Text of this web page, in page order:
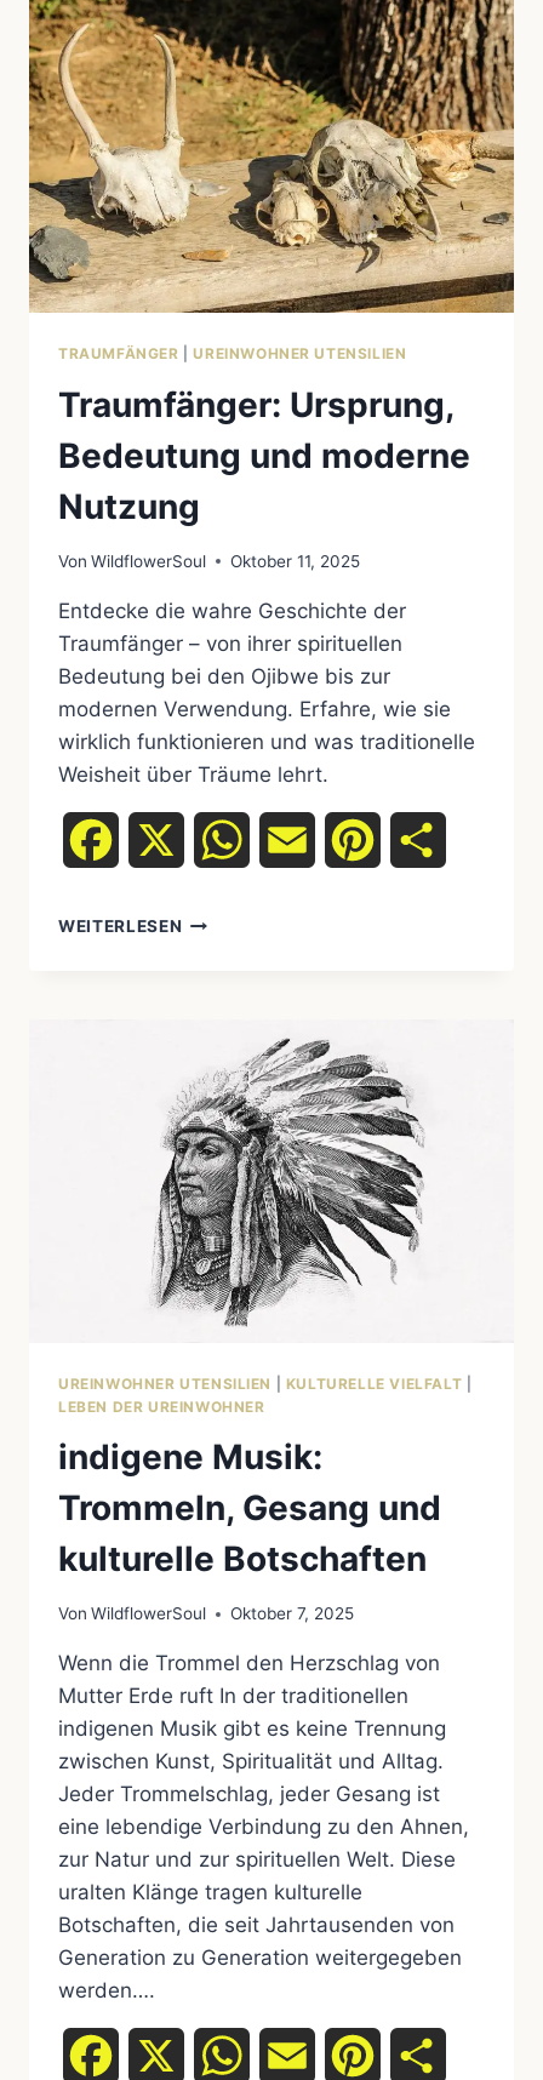
–
TOTEM,
FEDERSCHMUCK,
TRAUMFÄNGER
ERKLÄRT
TRAUMFÄNGER |UREINWOHNER UTENSILIEN
Traumfänger: Ursprung,
Bedeutung und moderne
Nutzung
Von WildflowerSoul Oktober 11, 2025
Entdecke die wahre Geschichte der
Traumfänger – von ihrer spirituellen
Bedeutung bei den Ojibwe bis zur
modernen Verwendung. Erfahre, wie sie
wirklich funktionieren und was traditionelle
Weisheit über Träume lehrt.
Facebook WhatsAppEmail Pinterest
WEITERLESEN TRAUMFÄNGER:
NUTZUNG
UREINWOHNER UTENSILIEN KULTURELLE VIELFALT
LEBEN DER UREINWOHNER
indigene Musik:
Trommeln, Gesang und
kulturelle Botschaften
Von WildflowerSoul Oktober 7, 2025
Wenn die Trommel den Herzschlag von
Mutter Erde ruft In der traditionellen
indigenen Musik gibt es keine Trennung
zwischen Kunst, Spiritualität und Alltag.
Jeder Trommelschlag, jeder Gesang ist
eine lebendige Verbindung zu den Ahnen,
zur Natur und zur spirituellen Welt. Diese
uralten Klänge tragen kulturelle
Botschaften, die seit Jahrtausenden von
Generation zu Generation weitergegeben
werden….
Facebook WhatsAppEmail Pinterest